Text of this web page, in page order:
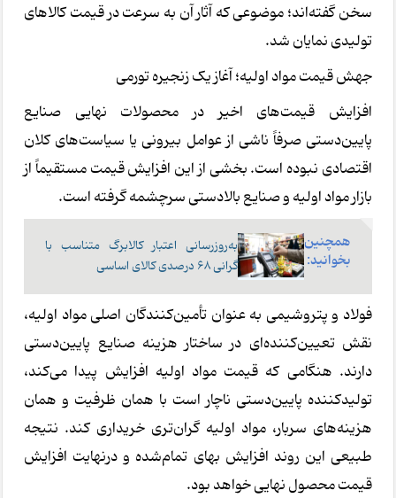
سخن گفته‌اند؛ موضوعی که آثار آن به سرعت در قیمت کالاهای
تولیدی نمایان شد.
جهش قیمت مواد اولیه؛ آغاز یک زنجیره تورمی
افزایش قیمت‌های اخیر در محصولات نهایی صنایع
پایین‌دستی صرفاً ناشی از عوامل بیرونی یا سیاست‌های کلان
اقتصادی نبوده است. بخشی از این افزایش قیمت مستقیماً از
بازار مواد اولیه و صنایع بالادستی سرچشمه گرفته است.
همچنین
بخوانید:
به‌روزرسانی اعتبار کالابرگ متناسب با
گرانی 68 درصدی کالای اساسی
فولاد و پتروشیمی به عنوان تأمین‌کنندگان اصلی مواد اولیه،
نقش تعیین‌کننده‌ای در ساختار هزینه صنایع پایین‌دستی
دارند. هنگامی که قیمت مواد اولیه افزایش پیدا می‌کند،
تولیدکننده پایین‌دستی ناچار است با همان ظرفیت و همان
هزینه‌های سربار، مواد اولیه گران‌تری خریداری کند. نتیجه
طبیعی این روند افزایش بهای تمام‌شده و درنهایت افزایش
قیمت محصول نهایی خواهد بود.